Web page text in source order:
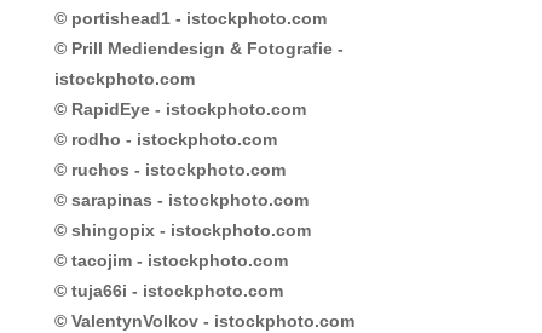
© portishead1 - istockphoto.com
© Prill Mediendesign & Fotografie -
istockphoto.com
© RapidEye - istockphoto.com
© rodho - istockphoto.com
© ruchos - istockphoto.com
© sarapinas - istockphoto.com
© shingopix - istockphoto.com
© tacojim - istockphoto.com
© tuja66i - istockphoto.com
© ValentynVolkov - istockphoto.com